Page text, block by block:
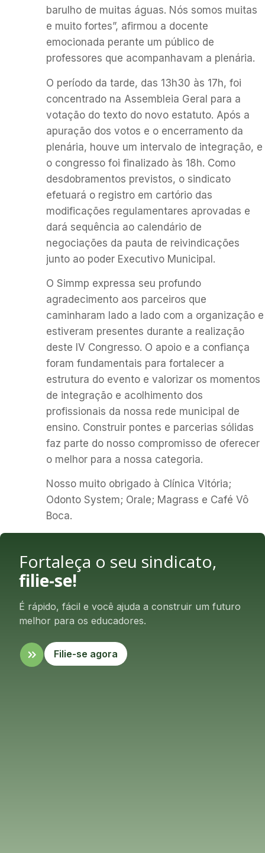
barulho de muitas águas. Nós somos muitas
e muito fortes”, afirmou a docente
emocionada perante um público de
professores que acompanhavam a plenária.
O período da tarde, das 13h30 às 17h, foi
concentrado na Assembleia Geral para a
votação do texto do novo estatuto. Após a
apuração dos votos e o encerramento da
plenária, houve um intervalo de integração, e
o congresso foi finalizado às 18h. Como
desdobramentos previstos, o sindicato
efetuará o registro em cartório das
modificações regulamentares aprovadas e
dará sequência ao calendário de
negociações da pauta de reivindicações
junto ao poder Executivo Municipal.
O Simmp expressa seu profundo
agradecimento aos parceiros que
caminharam lado a lado com a organização e
estiveram presentes durante a realização
deste IV Congresso. O apoio e a confiança
foram fundamentais para fortalecer a
estrutura do evento e valorizar os momentos
de integração e acolhimento dos
profissionais da nossa rede municipal de
ensino. Construir pontes e parcerias sólidas
faz parte do nosso compromisso de oferecer
o melhor para a nossa categoria.
Nosso muito obrigado à Clínica Vitória;
Odonto System; Orale; Magrass e Café Vô
Boca.
Fortaleça o seu sindicato,
filie-se!
É rápido, fácil e você ajuda a construir um futuro
melhor para os educadores.
Filie-se agora